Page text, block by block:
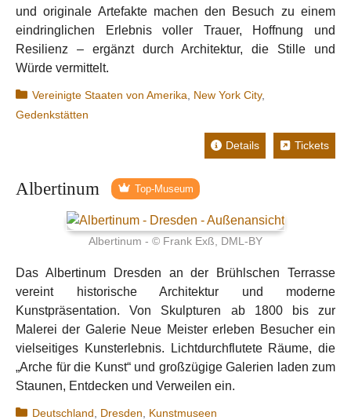
und originale Artefakte machen den Besuch zu einem
eindringlichen Erlebnis voller Trauer, Hoffnung und
Resilienz – ergänzt durch Architektur, die Stille und
Würde vermittelt.
Kategorien
Vereinigte Staaten von Amerika New York City,
Gedenkstätten
Details Tickets
Albertinum Top-Museum
Albertinum - © Frank Exß, DML-BY
Das Albertinum Dresden an der Brühlschen Terrasse
vereint historische Architektur und moderne
Kunstpräsentation. Von Skulpturen ab 1800 bis zur
Malerei der Galerie Neue Meister erleben Besucher ein
vielseitiges Kunsterlebnis. Lichtdurchflutete Räume, die
„Arche für die Kunst“ und großzügige Galerien laden zum
Staunen, Entdecken und Verweilen ein.
Kategorien
Deutschland Dresden Kunstmuseen